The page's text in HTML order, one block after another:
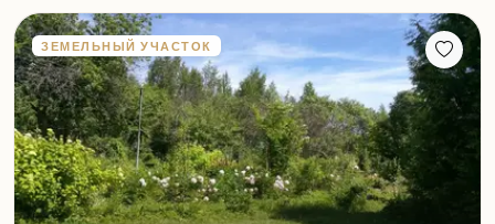
ЗЕМЕЛЬНЫЙ УЧАСТОК